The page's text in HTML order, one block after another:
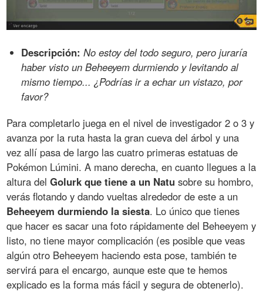
Descripción: No estoy del todo seguro, pero juraría
haber visto un Beheeyem durmiendo y levitando al
mismo tiempo... ¿Podrías ir a echar un vistazo, por
favor?
Para completarlo juega en el nivel de investigador 2 o 3 y
avanza por la ruta hasta la gran cueva del árbol y una
vez allí pasa de largo las cuatro primeras estatuas de
Pokémon Lúmini. A mano derecha, en cuanto llegues a la
altura delGolurk que tiene a un Natu sobre su hombro,
verás flotando y dando vueltas alrededor de este a un
Beheeyem durmiendo la siesta. Lo único que tienes
que hacer es sacar una foto rápidamente del Beheeyem y
listo, no tiene mayor complicación (es posible que veas
algún otro Beheeyem haciendo esta pose, también te
servirá para el encargo, aunque este que te hemos
explicado es la forma más fácil y segura de obtenerlo).